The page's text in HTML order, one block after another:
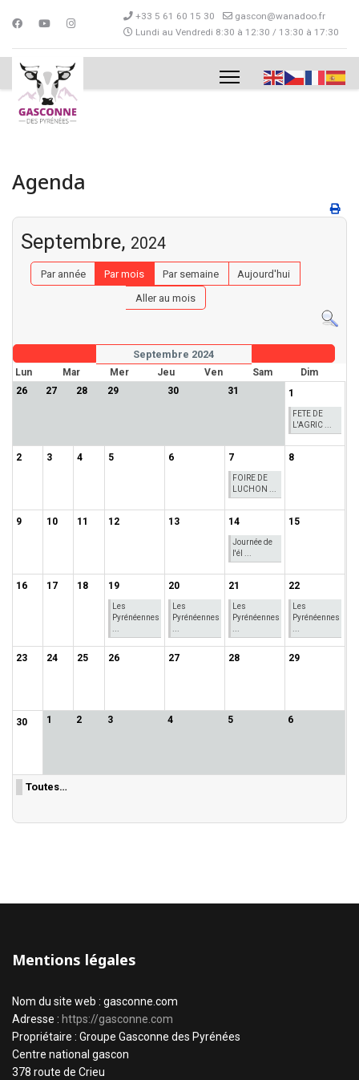
+33 5 61 60 15 30
gascon@wanadoo.fr
Lundi au Vendredi 8:30 à 12:30 / 13:30 à 17:30
Agenda
Septembre, 2024
Par année Par mois Par semaine
Aujourd'hui
Aller au mois
Septembre 2024
Lun Mar Mer Jeu Ven Sam
Dim
26
27 28 29 30 31 1
FETE DE
L'AGRIC ...
2 3 4 5 6 7
FOIRE DE
LUCHON ...
8
9 10 11 12 13 14
Journée de
l'él ...
15
16 17 18 19
Les
Pyrénéennes
20
Les
Pyrénéennes
21
Les
Pyrénéennes
22
Les
Pyrénéennes
23 24 25 26 27 28 29
30 1 2 3 4 5 6
Toutes…
Mentions légales
Nom du site web : gasconne.com
Adresse : https://gasconne.com
Propriétaire : Groupe Gasconne des Pyrénées
Centre national gascon
378 route de Crieu